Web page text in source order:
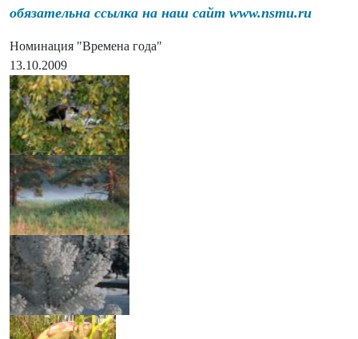
обязательна ссылка на наш сайт www.nsmu.ru
Номинация "Времена года"
13.10.2009